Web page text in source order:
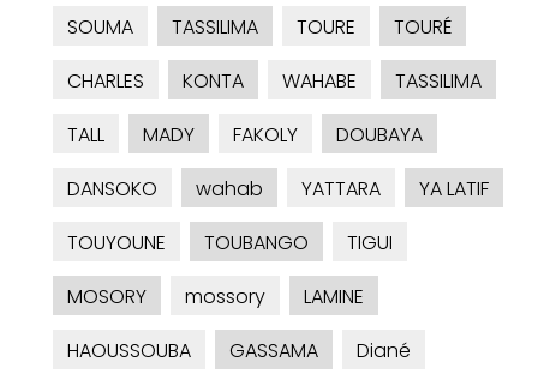
SOUMA
TASSILIMA TOURE
TOURÉ
CHARLES
KONTA WAHABE
TASSILIMA
TALL
MADY FAKOLY
DOUBAYA
DANSOKO
wahab YATTARA
YA LATIF
TOUYOUNE
TOUBANGO
TIGUI
MOSORY
mossory
LAMINE
HAOUSSOUBA
GASSAMA
Diané